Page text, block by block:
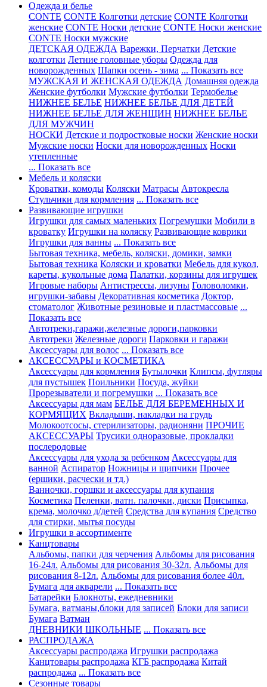
Одежда и белье
CONTE CONTE Колготки детские CONTE Колготки
женские CONTE Носки детские CONTE Носки женские
CONTE Носки мужские
ДЕТСКАЯ ОДЕЖДА Варежки, Перчатки Детские
колготки Летние головные уборы Одежда для
новорожденных Шапки осень - зима ... Показать все
МУЖСКАЯ И ЖЕНСКАЯ ОДЕЖДА Домашняя одежда
Женские футболки Мужские футболки Термобелье
НИЖНЕЕ БЕЛЬЕ НИЖНЕЕ БЕЛЬЕ ДЛЯ ДЕТЕЙ
НИЖНЕЕ БЕЛЬЕ ДЛЯ ЖЕНЩИН НИЖНЕЕ БЕЛЬЕ
ДЛЯ МУЖЧИН
НОСКИ Детские и подростковые носки Женские носки
Мужские носки Носки для новорожденных Носки
утепленные
... Показать все
Мебель и коляски
Кроватки, комоды Коляски Матрасы Автокресла
Стульчики для кормления ... Показать все
Развивающие игрушки
Игрушки для самых маленьких Погремушки Мобили в
кроватку Игрушки на коляску Развивающие коврики
Игрушки для ванны ... Показать все
Бытовая техника, мебель, коляски, домики, замки
Бытовая техника Коляски и кроватки Мебель для кукол,
кареты, кукольные дома Палатки, корзины для игрушек
Игровые наборы Антистрессы, лизуны Головоломки,
игрушки-забавы Декоративная косметика Доктор,
стоматолог Животные резиновые и пластмассовые ...
Показать все
Автотреки,гаражи,железные дороги,парковки
Автотреки Железные дороги Парковки и гаражи
Аксессуары для волос ... Показать все
АКСЕССУАРЫ и КОСМЕТИКА
Аксессуары для кормления Бутылочки Клипсы, футляры
для пустышек Поильники Посуда, жуйки
Прорезыватели и погремушки ... Показать все
Аксессуары для мам БЕЛЬЕ ДЛЯ БЕРЕМЕННЫХ И
КОРМЯЩИХ Вкладыши, накладки на грудь
Молокоотсосы, стерилизаторы, радионяни ПРОЧИЕ
АКСЕССУАРЫ Трусики одноразовые, прокладки
послеродовые
Аксессуары для ухода за ребенком Аксессуары для
ванной Аспиратор Ножницы и щипчики Прочее
(ершики, расчески и тд.)
Ванночки, горшки и аксессуары для купания
Косметика Пеленки, ватн. палочки, диски Присыпка,
крема, молочко д/детей Средства для купания Средство
для стирки, мытья посуды
Игрушки в ассортименте
Канцтовары
Альбомы, папки для черчения Альбомы для рисования
16-24л. Альбомы для рисования 30-32л. Альбомы для
рисования 8-12л. Альбомы для рисования более 40л.
Бумага для акварели ... Показать все
Батарейки Блокноты, ежедневники
Бумага, ватманы,блоки для записей Блоки для записи
Бумага Ватман
ДНЕВНИКИ ШКОЛЬНЫЕ ... Показать все
РАСПРОДАЖА
Аксессуары распродажа Игрушки распродажа
Канцтовары распродажа КГБ распродажа Китай
распродажа ... Показать все
Сезонные товары